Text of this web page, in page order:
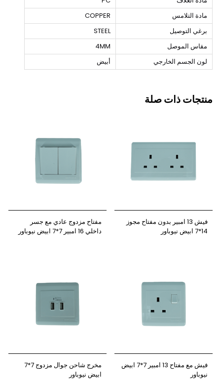
مادة التلامس
COPPER
برغي التوصيل
STEEL
مقاس الموصل
4MM
لون الجسم الخارجي
أبيض
منتجات ذات صلة
فيش 13 امبير بدون مفتاح مجوز
14*7 ابيض نيوباور
مفتاح مزدوج عادي مع جسر
داخلي 16 امبير 7*7 ابيض نيوباور
فيش مع مفتاح 13 امبير 7*7 ابيض
نيوباور
مخرج شاحن جوال مزدوج 7*7
ابيض نيوباور